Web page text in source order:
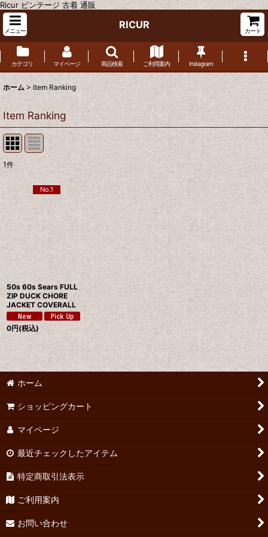
Ricur ビンテージ 古着 通販
メニュー
RICUR
カート
カテゴリ マイページ 商品検索 ご利用案内 Instagram
ホーム > Item Ranking
Item Ranking
1件
No.1
50s 60s Sears FULL
ZIP DUCK CHORE
JACKET COVERALL
0円(税込)
ホーム
ショッピングカート
マイページ
最近チェックしたアイテム
特定商取引法表示
ご利用案内
お問い合わせ